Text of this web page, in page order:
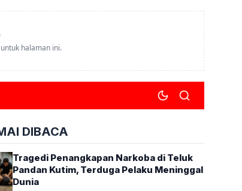
halaman ini.
DIBACA
Tragedi Penangkapan Narkoba di Teluk
Pandan Kutim, Terduga Pelaku Meninggal
Dunia